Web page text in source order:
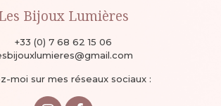
Bijoux Lumières
+33 (0) 7 68 62 15 06
moi sur mes réseaux sociaux :